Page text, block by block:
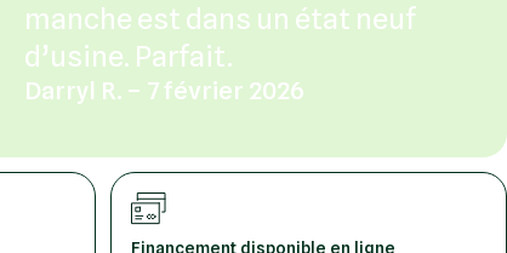
manche est dans un état neuf
d’usine. Parfait.
Darryl R. – 7 février 2026
Financement disponible en ligne